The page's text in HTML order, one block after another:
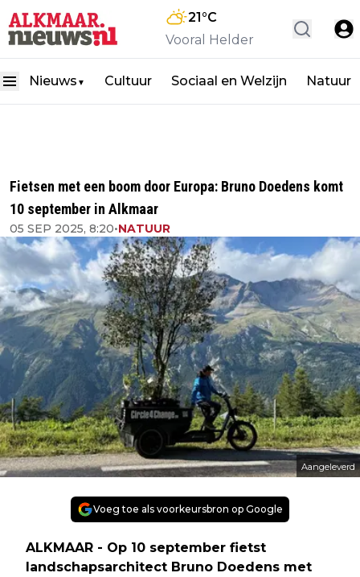
21°C
Vooral Helder
Nieuws ▼ Cultuur Sociaal en Welzijn Natuur
Fietsen met een boom door Europa: Bruno Doedens komt
10 september in Alkmaar
05 SEP 2025, 8:20•NATUUR
Aangeleverd
Voeg toe als voorkeursbron op Google
ALKMAAR - Op 10 september fietst
landschapsarchitect Bruno Doedens met